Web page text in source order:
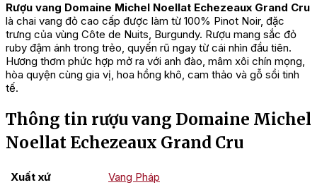
Rượu vang Domaine Michel Noellat Echezeaux Grand Cru
là chai vang đỏ cao cấp được làm từ 100% Pinot Noir, đặc
trưng của vùng Côte de Nuits, Burgundy. Rượu mang sắc đỏ
ruby đậm ánh trong trẻo, quyến rũ ngay từ cái nhìn đầu tiên.
Hương thơm phức hợp mở ra với anh đào, mâm xôi chín mọng,
hòa quyện cùng gia vị, hoa hồng khô, cam thảo và gỗ sồi tinh
tế.
Thông tin rượu vang Domaine Michel
Noellat Echezeaux Grand Cru
Xuất xứ
Vang Pháp